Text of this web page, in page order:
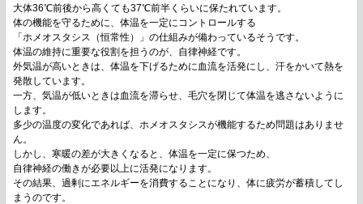
大体36℃前後から高くても37℃前半くらいに保たれています。
体の機能を守るために、体温を一定にコントロールする
「ホメオスタシス（恒常性）」の仕組みが備わっているそうです。
体温の維持に重要な役割を担うのが、自律神経です。
外気温が高いときは、体温を下げるために血流を活発にし、汗をかいて熱を
発散しています。
一方、気温が低いときは血流を滞らせ、毛穴を閉じて体温を逃さないように
します。
多少の温度の変化であれば、ホメオスタシスが機能するため問題はありませ
ん。
しかし、寒暖の差が大きくなると、体温を一定に保つため、
自律神経の働きが必要以上に活発になります。
その結果、過剰にエネルギーを消費することになり、体に疲労が蓄積してし
まうのです。